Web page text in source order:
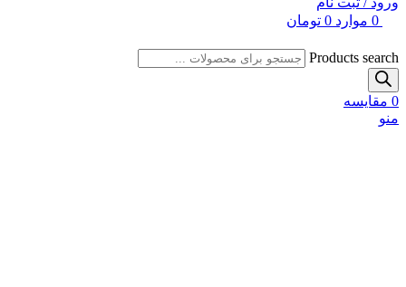
0 موارد 0 تومان
Products search
0 مقایسه
منو